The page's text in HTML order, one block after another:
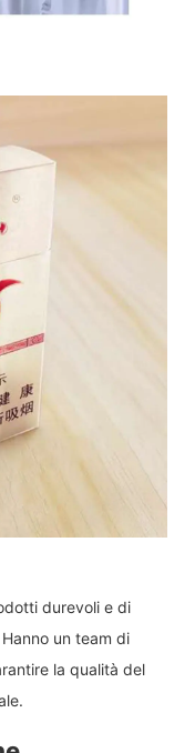
durevoli e di
un team di
la qualità del